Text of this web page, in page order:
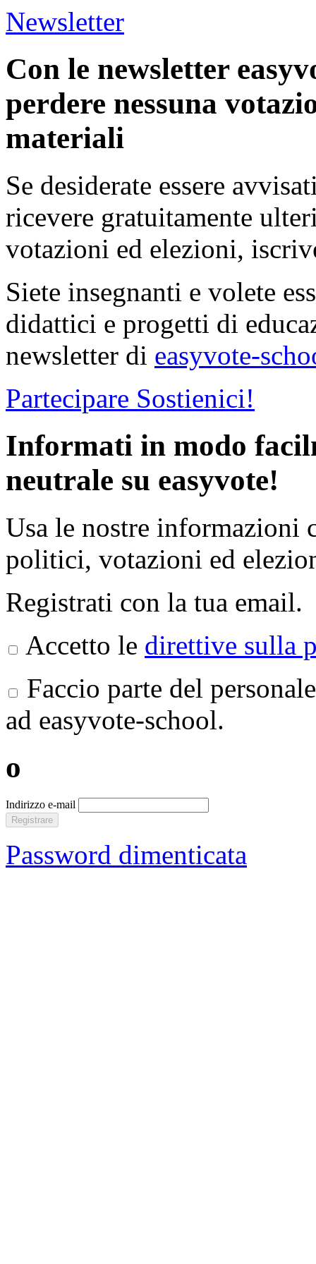
Newsletter
Con le newsletter
perdere nessuna
materiali
Se desiderate essere
ricevere gratuitamente
votazioni ed elezioni,
Siete insegnanti e volete
didattici e progetti di
newsletter di easyvote-
Partecipare Sostienici!
Informati in modo
neutrale su easyvote!
Usa le nostre informazioni
politici, votazioni ed
Registrati con la tua email.
Accetto le direttive sulla
Faccio parte del
ad easyvote-school.
o
Indirizzo e-mail
Registrare
Password dimenticata